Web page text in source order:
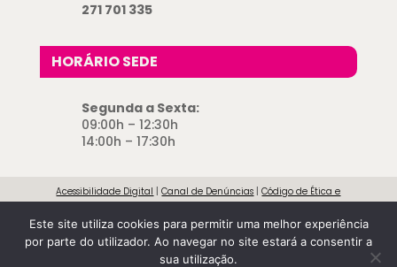
271 701 335
HORÁRIO SEDE
Segunda a Sexta:
09:00h – 12:30h
14:00h – 17:30h
Acessibilidade Digital |Canal de Denúncias |Código de Ética e
Política de Cookies|Política de Privacidade| Resolução de Conflitos|
Transparência Institucional
Este site utiliza cookies para permitir uma melhor experiência
por parte do utilizador. Ao navegar no site estará a consentir a
sua utilização.